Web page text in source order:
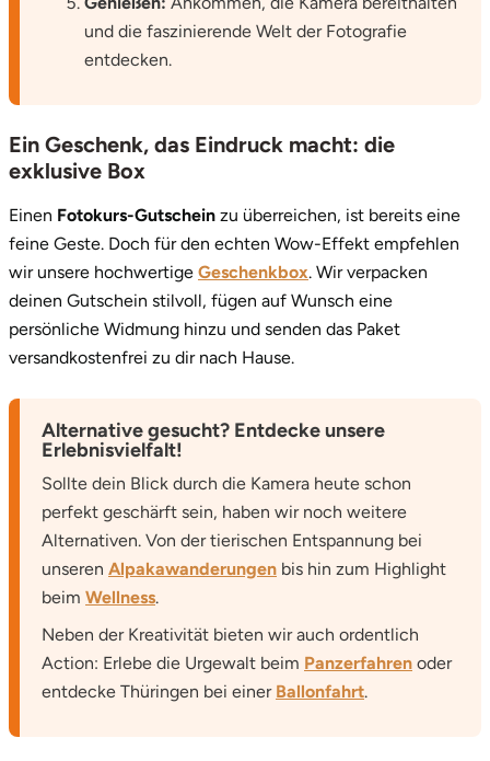
und die faszinierende Welt der Fotografie
entdecken.
Ein Geschenk, das Eindruck macht: die
exklusive Box
Einen Fotokurs-Gutschein zu überreichen, ist bereits eine
feine Geste. Doch für den echten Wow-Effekt empfehlen
wir unsere hochwertige Geschenkbox. Wir verpacken
deinen Gutschein stilvoll, fügen auf Wunsch eine
persönliche Widmung hinzu und senden das Paket
versandkostenfrei zu dir nach Hause.
Alternative gesucht? Entdecke unsere
Erlebnisvielfalt!
Sollte dein Blick durch die Kamera heute schon
perfekt geschärft sein, haben wir noch weitere
Alternativen. Von der tierischen Entspannung bei
unseren Alpakawanderungen bis hin zum Highlight
beim Wellness.
Neben der Kreativität bieten wir auch ordentlich
Action: Erlebe die Urgewalt beim Panzerfahren oder
entdecke Thüringen bei einer Ballonfahrt.